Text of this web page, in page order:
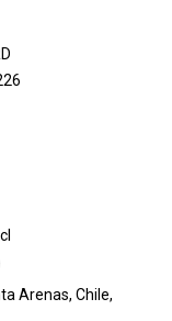
Arenas, Chile,